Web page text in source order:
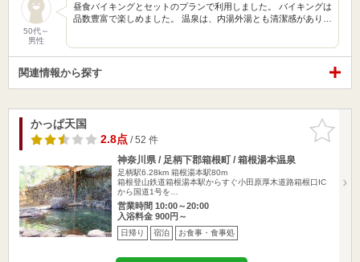
50代～
男性
昼食バイキングとセットのプランで利用しました。 バイキングは
品数豊富で楽しめました。 温泉は、内湯外湯とも清潔感があり…
関連情報から探す
お気に入
りに追加
かっぱ天国
2.8点/ 52 件
神奈川県 / 足柄下郡箱根町 / 箱根湯本温泉
足柄駅6.28km 箱根湯本駅80m
箱根登山鉄道箱根湯本駅からすぐ小田原厚木道路箱根口IC
から国道1号を…
営業時間 10:00～20:00
入浴料金 900円～
日帰り 宿泊 お食事・食事処